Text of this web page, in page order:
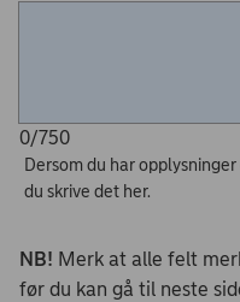
0/750
Dersom du har
du skrive det her.
NB! Merk at alle felt
før du kan gå til neste